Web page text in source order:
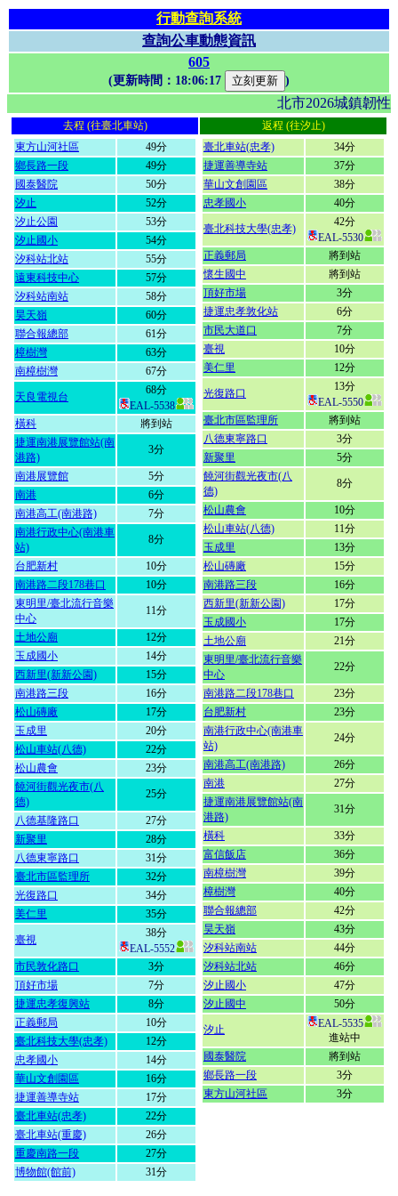
行動查詢系統
查詢公車動態資訊
605
(更新時間： 18:06:17 )
北市2026城鎮韌
去程 (往臺北車站)
返程 (往汐止)
東方山河社區
49分
鄉長路一段
49分
國泰醫院
50分
汐止
52分
汐止公園
53分
汐止國小
54分
汐科站北站
55分
遠東科技中心
57分
汐科站南站
58分
昊天嶺
60分
聯合報總部
61分
樟樹灣
63分
南樟樹灣
67分
天良電視台
68分
EAL-5538
橫科
將到站
捷運南港展覽館站(南
港路)
3分
南港展覽館
5分
南港
6分
南港高工(南港路)
7分
南港行政中心(南港車
站)
8分
台肥新村
10分
南港路二段178巷口
10分
東明里/臺北流行音樂
中心
11分
土地公廟
12分
玉成國小
14分
西新里(新新公園)
15分
南港路三段
16分
松山磚廠
17分
玉成里
20分
松山車站(八德)
22分
松山農會
23分
饒河街觀光夜市(八
德)
25分
八德基隆路口
27分
新聚里
28分
八德東寧路口
31分
臺北市區監理所
32分
光復路口
34分
美仁里
35分
臺視
38分
EAL-5552
市民敦化路口
3分
頂好市場
7分
捷運忠孝復興站
8分
正義郵局
10分
臺北科技大學(忠孝)
12分
忠孝國小
14分
華山文創園區
16分
捷運善導寺站
17分
臺北車站(忠孝)
22分
臺北車站(重慶)
26分
重慶南路一段
27分
博物館(館前)
31分
臺北車站(忠孝)
34分
捷運善導寺站
37分
華山文創園區
38分
忠孝國小
40分
臺北科技大學(忠孝)
42分
EAL-5530
正義郵局
將到站
懷生國中
將到站
頂好市場
3分
捷運忠孝敦化站
6分
市民大道口
7分
臺視
10分
美仁里
12分
光復路口
13分
EAL-5550
臺北市區監理所
將到站
八德東寧路口
3分
新聚里
5分
饒河街觀光夜市(八
德)
8分
松山農會
10分
松山車站(八德)
11分
玉成里
13分
松山磚廠
15分
南港路三段
16分
西新里(新新公園)
17分
玉成國小
17分
土地公廟
21分
東明里/臺北流行音樂
中心
22分
南港路二段178巷口
23分
台肥新村
23分
南港行政中心(南港車
站)
24分
南港高工(南港路)
26分
南港
27分
捷運南港展覽館站(南
港路)
31分
橫科
33分
富信飯店
36分
南樟樹灣
39分
樟樹灣
40分
聯合報總部
42分
昊天嶺
43分
汐科站南站
44分
汐科站北站
46分
汐止國小
47分
汐止國中
50分
汐止
EAL-5535
進站中
國泰醫院
將到站
鄉長路一段
3分
東方山河社區
3分